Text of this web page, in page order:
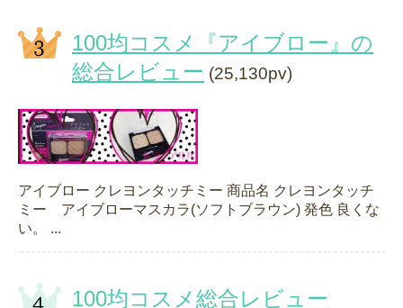
100均コスメ『アイブロー』の
総合レビュー (25,130pv)
アイブロー クレヨンタッチミー 商品名 クレヨンタッチ
ミー アイブローマスカラ(ソフトブラウン) 発色 良くな
い。 ...
100均コスメ総合レビュー